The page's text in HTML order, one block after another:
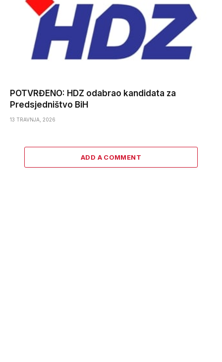
POTVRĐENO: HDZ odabrao kandidata za
Predsjedništvo BiH
13 TRAVNJA, 2026
ADD A COMMENT